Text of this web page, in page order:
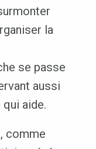
la
se passe
aussi
aide.
comme